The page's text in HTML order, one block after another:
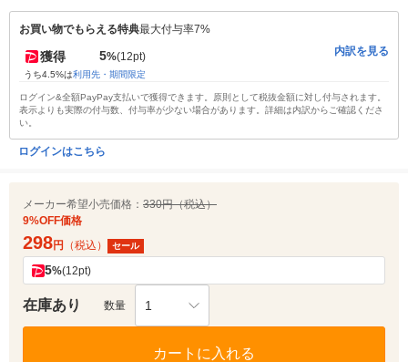
お買い物でもらえる特典最大付与率7%
獲得 5%(12pt)
うち4.5%は利用先・期間限定
内訳を見る
ログイン&全額PayPay支払いで獲得できます。原則として税抜金額に対し付与されます。
表示よりも実際の付与数、付与率が少ない場合があります。詳細は内訳からご確認くださ
い。
ログインはこちら
メーカー希望小売価格： 330円（税込）
9%OFF価格
298円 （税込） セール
5%(12pt)
在庫あり 数量 1
カートに入れる